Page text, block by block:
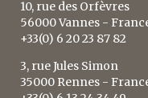
+33(0) 6 20 23 87 82
3, rue Jules Simon
+33(0) 6 13 24 34 49
Formulaire par e-mail